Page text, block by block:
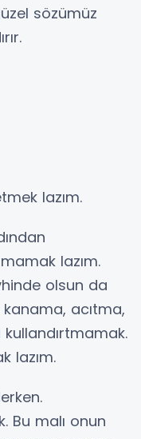
sözümüz
lazım.
lazım.
olsun da
acıtma,
lazım.
Bu malı onun